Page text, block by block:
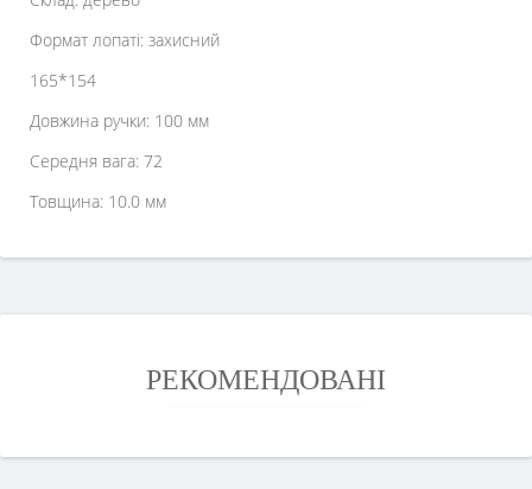
Формат лопаті: захисний
165*154
Довжина ручки: 100 мм
Середня вага: 72
Товщина: 10.0 мм
РЕКОМЕНДОВАНІ